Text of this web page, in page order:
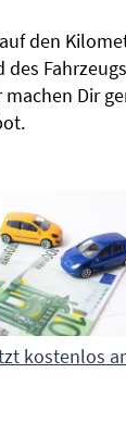
den
Dir
kostenlos